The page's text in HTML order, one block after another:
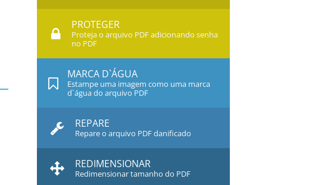
PROTEGER
Proteja o arquivo PDF adicionando senha
no PDF
MARCA D`ÁGUA
Estampe uma imagem como uma marca
d`água do arquivo PDF
REPARE
Repare o arquivo PDF danificado
REDIMENSIONAR
Redimensionar tamanho do PDF